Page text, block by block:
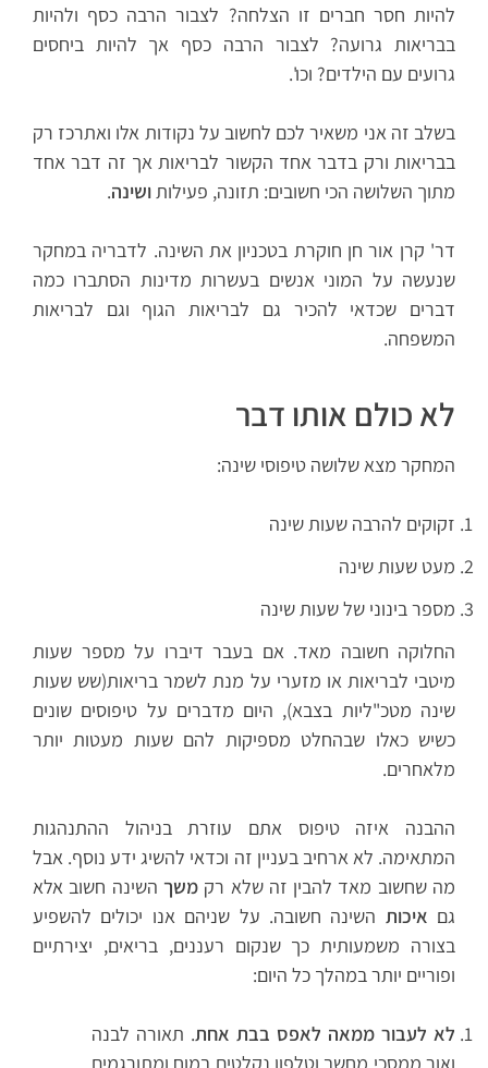
להיות חסר חברים זו הצלחה? לצבור הרבה כסף ולהיות
בבריאות גרועה? לצבור הרבה כסף אך להיות ביחסים
גרועים עם הילדים? וכו'.
בשלב זה אני משאיר לכם לחשוב על נקודות אלו ואתרכז רק
בבריאות ורק בדבר אחד הקשור לבריאות אך זה דבר אחד
מתוך השלושה הכי חשובים: תזונה, פעילותושינה.
דר' קרן אור חן חוקרת בטכניון את השינה. לדבריה במחקר
שנעשה על המוני אנשים בעשרות מדינות הסתברו כמה
דברים שכדאי להכיר גם לבריאות הגוף וגם לבריאות
המשפחה.
לא כולם אותו דבר
המחקר מצא שלושה טיפוסי שינה:
זקוקים להרבה שעות שינה
מעט שעות שינה
מספר בינוני של שעות שינה
החלוקה חשובה מאד. אם בעבר דיברו על מספר שעות
מיטבי לבריאות או מזערי על מנת לשמר בריאות(שש שעות
שינה מטכ"ליות בצבא), היום מדברים על טיפוסים שונים
כשיש כאלו שבהחלט מספיקות להם שעות מעטות יותר
מלאחרים.
ההבנה איזה טיפוס אתם עוזרת בניהול ההתנהגות
המתאימה. לא ארחיב בעניין זה וכדאי להשיג ידע נוסף. אבל
מה שחשוב מאד להבין זה שלא רק משךהשינה חשוב אלא
איכותהשינה חשובה. על שניהם אנו יכולים להשפיע
בצורה משמעותית כך שנקום רעננים, בריאים, יצירתיים
ופוריים יותר במהלך כל היום:
לא לעבור ממאה לאפס בבת אחת. תאורה לבנה